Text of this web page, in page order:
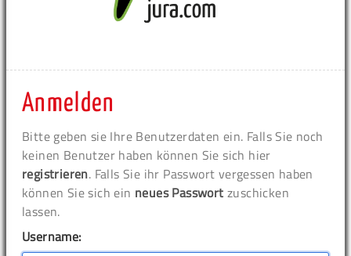
Anmelden
Bitte geben sie Ihre Benutzerdaten ein. Falls Sie noch
keinen Benutzer haben können Sie sich hier
registrieren. Falls Sie ihr Passwort vergessen haben
können Sie sich ein neues Passwort zuschicken
lassen.
Username: